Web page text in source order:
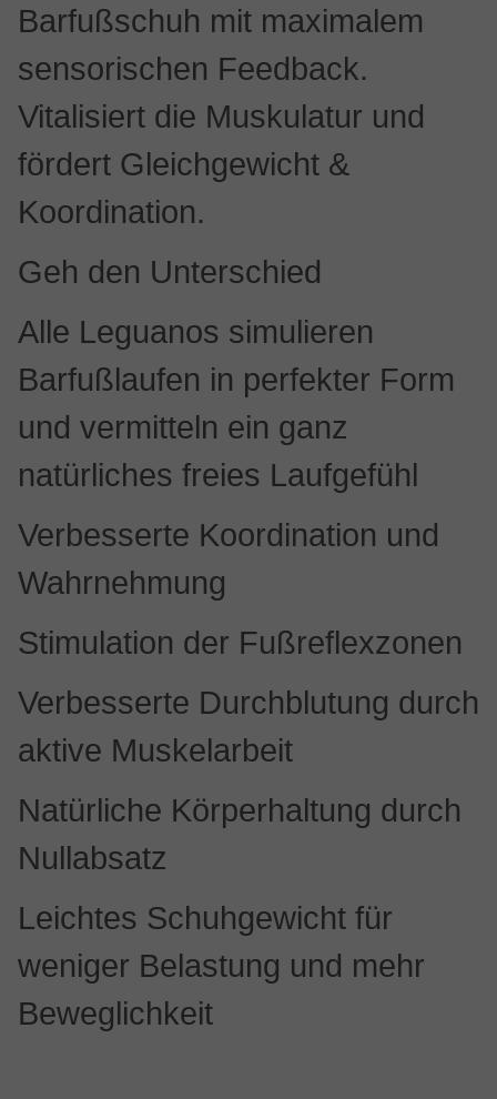
Barfußschuh mit maximalem
sensorischen Feedback.
Vitalisiert die Muskulatur und
fördert Gleichgewicht &
Koordination.
Geh den Unterschied
Alle Leguanos simulieren
Barfußlaufen in perfekter Form
und vermitteln ein ganz
natürliches freies Laufgefühl
Verbesserte Koordination und
Wahrnehmung
Stimulation der Fußreflexzonen
Verbesserte Durchblutung durch
aktive Muskelarbeit
Natürliche Körperhaltung durch
Nullabsatz
Leichtes Schuhgewicht für
weniger Belastung und mehr
Beweglichkeit